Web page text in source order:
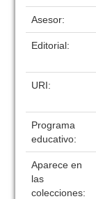
Asesor:
Editorial:
URI:
Programa
educativo:
Aparece en
las
colecciones: